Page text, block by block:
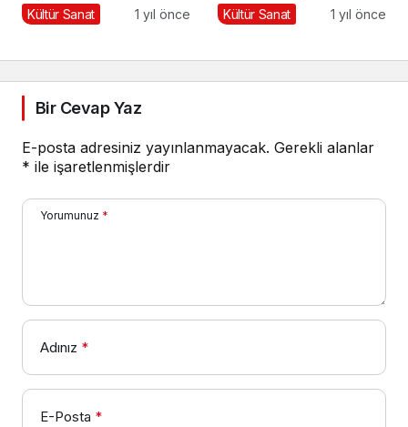
Dopdolu Bir Program
Kültür Sanat 1 yıl önce Kültür Sanat 1 yıl önce
Bir Cevap Yaz
E-posta adresiniz yayınlanmayacak. Gerekli alanlar
* ile işaretlenmişlerdir
Yorumunuz *
Adınız *
E-Posta *